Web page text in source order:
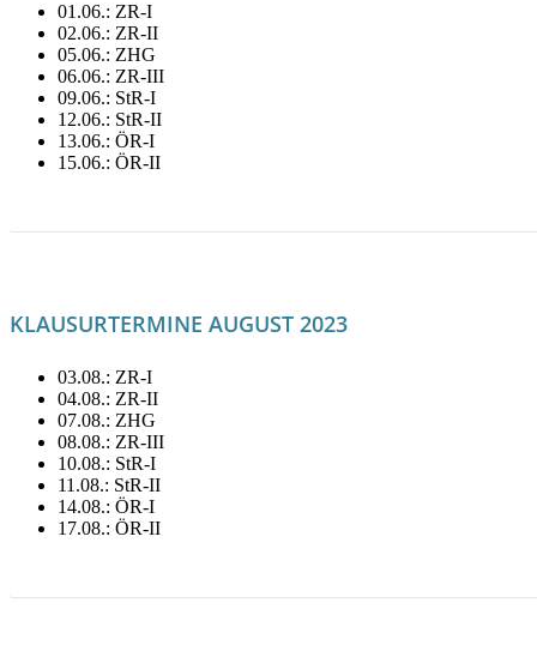
01.06.: ZR-I
02.06.: ZR-II
05.06.: ZHG
06.06.: ZR-III
09.06.: StR-I
12.06.: StR-II
13.06.: ÖR-I
15.06.: ÖR-II
KLAUSURTERMINE AUGUST 2023
03.08.: ZR-I
04.08.: ZR-II
07.08.: ZHG
08.08.: ZR-III
10.08.: StR-I
11.08.: StR-II
14.08.: ÖR-I
17.08.: ÖR-II